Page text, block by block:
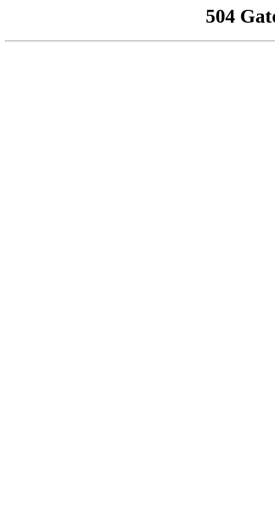
504